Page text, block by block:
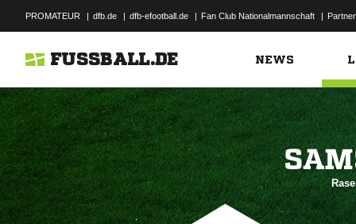
PROMATEUR | dfb.de | dfb-efootball.de | Fan Club Nationalmannschaft | Partner
FUSSBALL.DE NEWS